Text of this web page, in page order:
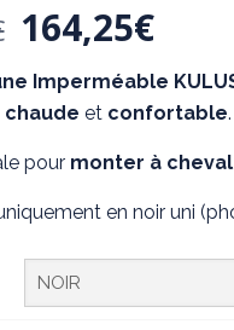
Le
prix
initial
était :
219,90€.
164,25€Le
prix
est :
Imperméable
chaude et confortable.
pourmonter à cheval
en noir uni